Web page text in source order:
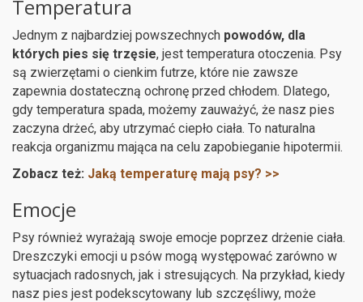
Temperatura
Jednym z najbardziej powszechnych powodów, dla
których pies się trzęsie, jest temperatura otoczenia. Psy
są zwierzętami o cienkim futrze, które nie zawsze
zapewnia dostateczną ochronę przed chłodem. Dlatego,
gdy temperatura spada, możemy zauważyć, że nasz pies
zaczyna drżeć, aby utrzymać ciepło ciała. To naturalna
reakcja organizmu mająca na celu zapobieganie hipotermii.
Zobacz też: Jaką temperaturę mają psy? >>
Emocje
Psy również wyrażają swoje emocje poprzez drżenie ciała.
Dreszczyki emocji u psów mogą występować zarówno w
sytuacjach radosnych, jak i stresujących. Na przykład, kiedy
nasz pies jest podekscytowany lub szczęśliwy, może